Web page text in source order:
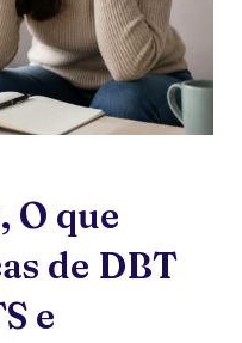
O que
de DBT
e